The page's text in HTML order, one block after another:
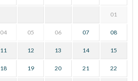
01
04 05 06 07 08
11 12 13 14 15
18 19 20 21 22